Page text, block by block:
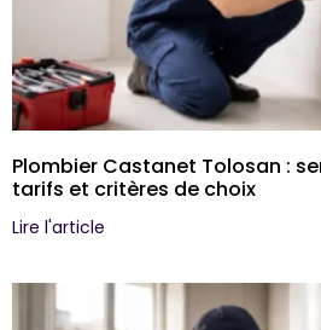
Plombier Castanet Tolosan :
tarifs et critères de choix
Lire l'article